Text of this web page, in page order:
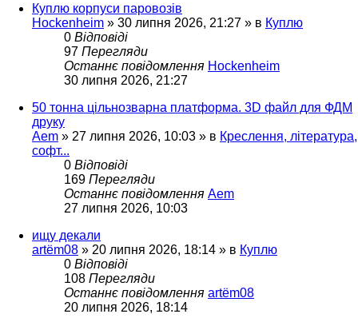
Куплю корпуси паровозів
Hockenheim » 30 липня 2026, 21:27 » в Куплю
0 Відповіді
97 Перегляди
Останнє повідомлення Hockenheim
30 липня 2026, 21:27
50 тонна цільнозварна платформа. 3D файл для ФДМ
друку
Aem » 27 липня 2026, 10:03 » в Креслення, література,
софт...
0 Відповіді
169 Перегляди
Останнє повідомлення Aem
27 липня 2026, 10:03
ищу декали
artëm08 » 20 липня 2026, 18:14 » в Куплю
0 Відповіді
108 Перегляди
Останнє повідомлення artëm08
20 липня 2026, 18:14